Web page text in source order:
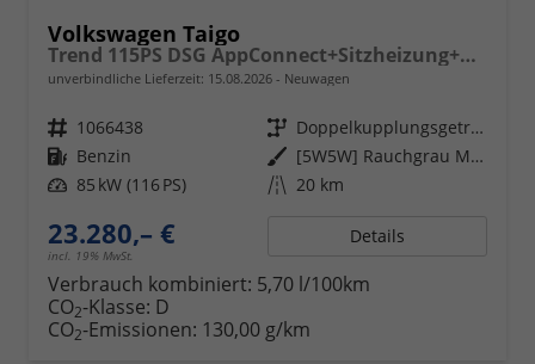
Volkswagen Taigo
Trend 115PS DSG AppConnect+Sitzheizung+PDC+Alu16+LED+DAB+FrontAssist
unverbindliche Lieferzeit: 15.08.2026 Neuwagen
Fahrzeugnr. 1066438 Getriebe
Doppelkupplungsgetriebe (DSG)
Kraftstoff Benzin Außenfarbe
[5W5W] Rauchgrau Metallic
Leistung 85 kW (116 PS) Kilometerstand 20 km
23.280,– €
incl. 19% MwSt.
Details
Verbrauch kombiniert: 5,70 l/100km
CO2-Klasse: D
CO2-Emissionen: 130,00 g/km